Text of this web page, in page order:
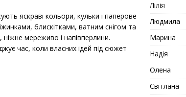
яскраві кольори, кульки і паперове
блискітками, ватним снігом та
ніжне мереживо і напівперлини.
час, коли власних ідей під сюжет
Лілія
Людмила
Марина
Надія
Олена
Світлана